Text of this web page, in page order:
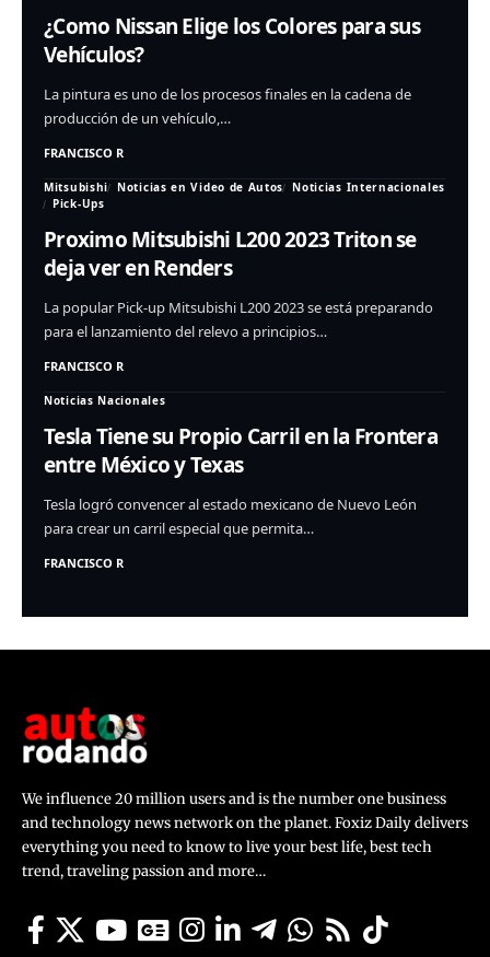
¿Como Nissan Elige los Colores para sus
Vehículos?
La pintura es uno de los procesos finales en la cadena de
producción de un vehículo,…
FRANCISCO R
Mitsubishi Noticias en Video de Autos
Noticias Internacionales
Pick-Ups
Proximo Mitsubishi L200 2023 Triton se
deja ver en Renders
La popular Pick-up Mitsubishi L200 2023 se está preparando
para el lanzamiento del relevo a principios…
FRANCISCO R
Noticias Nacionales
Tesla Tiene su Propio Carril en la Frontera
entre México y Texas
Tesla logró convencer al estado mexicano de Nuevo León
para crear un carril especial que permita…
FRANCISCO R
We influence 20 million users and is the number one business
and technology news network on the planet. Foxiz Daily delivers
everything you need to know to live your best life, best tech
trend, traveling passion and more…